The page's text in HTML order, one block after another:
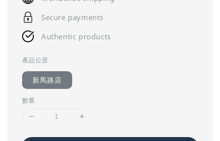
Secure payments
Authentic products
產品位置
新馬路店
數量